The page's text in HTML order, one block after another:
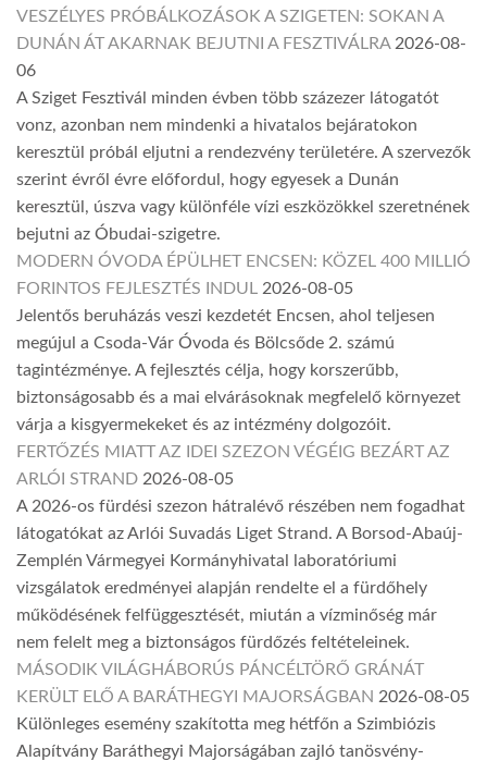
VESZÉLYES PRÓBÁLKOZÁSOK A SZIGETEN: SOKAN A
DUNÁN ÁT AKARNAK BEJUTNI A FESZTIVÁLRA 2026-08-
06
A Sziget Fesztivál minden évben több százezer látogatót
vonz, azonban nem mindenki a hivatalos bejáratokon
keresztül próbál eljutni a rendezvény területére. A szervezők
szerint évről évre előfordul, hogy egyesek a Dunán
keresztül, úszva vagy különféle vízi eszközökkel szeretnének
bejutni az Óbudai-szigetre.
MODERN ÓVODA ÉPÜLHET ENCSEN: KÖZEL 400 MILLIÓ
FORINTOS FEJLESZTÉS INDUL 2026-08-05
Jelentős beruházás veszi kezdetét Encsen, ahol teljesen
megújul a Csoda-Vár Óvoda és Bölcsőde 2. számú
tagintézménye. A fejlesztés célja, hogy korszerűbb,
biztonságosabb és a mai elvárásoknak megfelelő környezet
várja a kisgyermekeket és az intézmény dolgozóit.
FERTŐZÉS MIATT AZ IDEI SZEZON VÉGÉIG BEZÁRT AZ
ARLÓI STRAND 2026-08-05
A 2026-os fürdési szezon hátralévő részében nem fogadhat
látogatókat az Arlói Suvadás Liget Strand. A Borsod-Abaúj-
Zemplén Vármegyei Kormányhivatal laboratóriumi
vizsgálatok eredményei alapján rendelte el a fürdőhely
működésének felfüggesztését, miután a vízminőség már
nem felelt meg a biztonságos fürdőzés feltételeinek.
MÁSODIK VILÁGHÁBORÚS PÁNCÉLTÖRŐ GRÁNÁT
KERÜLT ELŐ A BARÁTHEGYI MAJORSÁGBAN 2026-08-05
Különleges esemény szakította meg hétfőn a Szimbiózis
Alapítvány Baráthegyi Majorságában zajló tanösvény-